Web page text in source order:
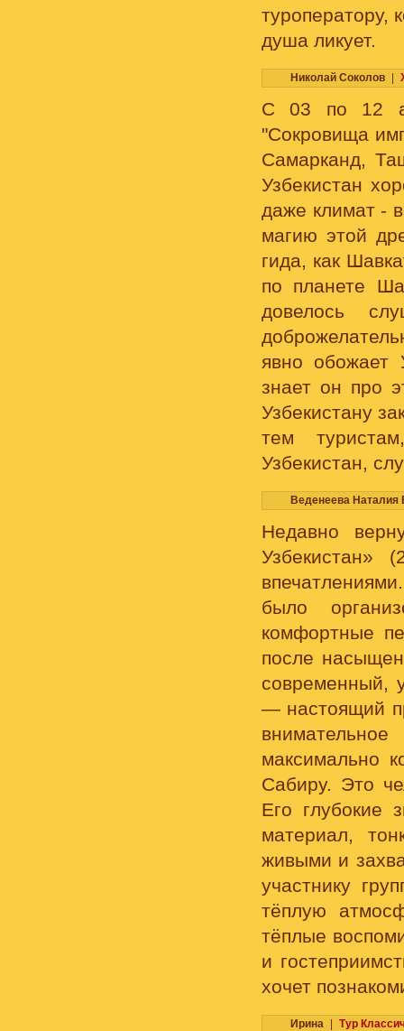
туроператору,
душа ликует.
Николай Соколов
С 03 по 12
"Сокровища
Самарканд,
Узбекистан
даже климат -
магию этой
гида, как
по планете
довелось
явно обожает
знает он про
Узбекистану
тем
Узбекистан,
Веденеева Наталия
Недавно
было
комфортные
после
современный,
— настоящий
максимально
Сабиру. Это
Его глубокие
материал,
живыми и
участнику
тёплую
тёплые
и
хочет
Ирина Тур